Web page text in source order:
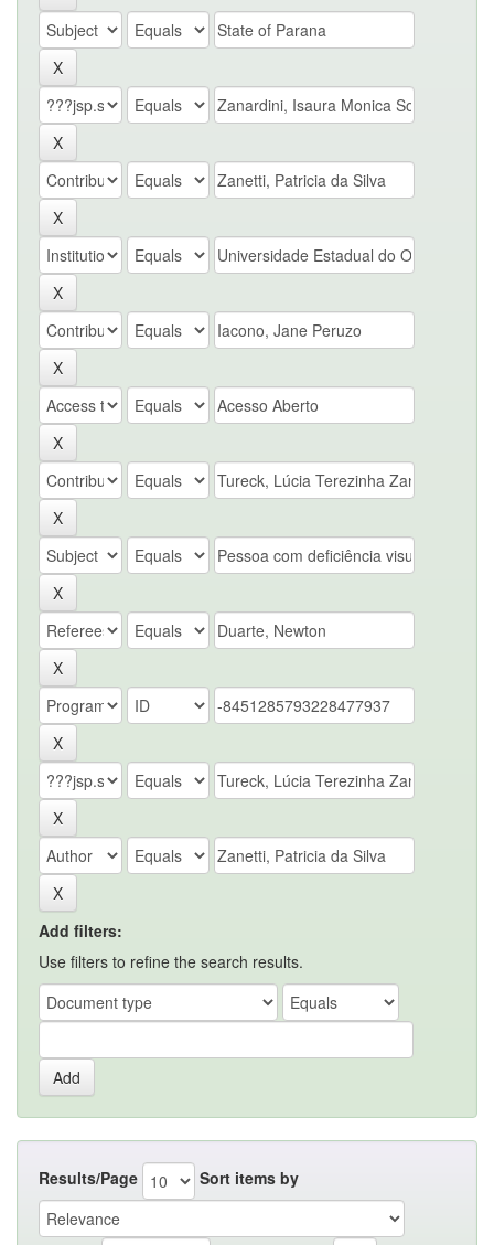
Add filters:
Use filters to refine the search results.
Results/Page Sort items by